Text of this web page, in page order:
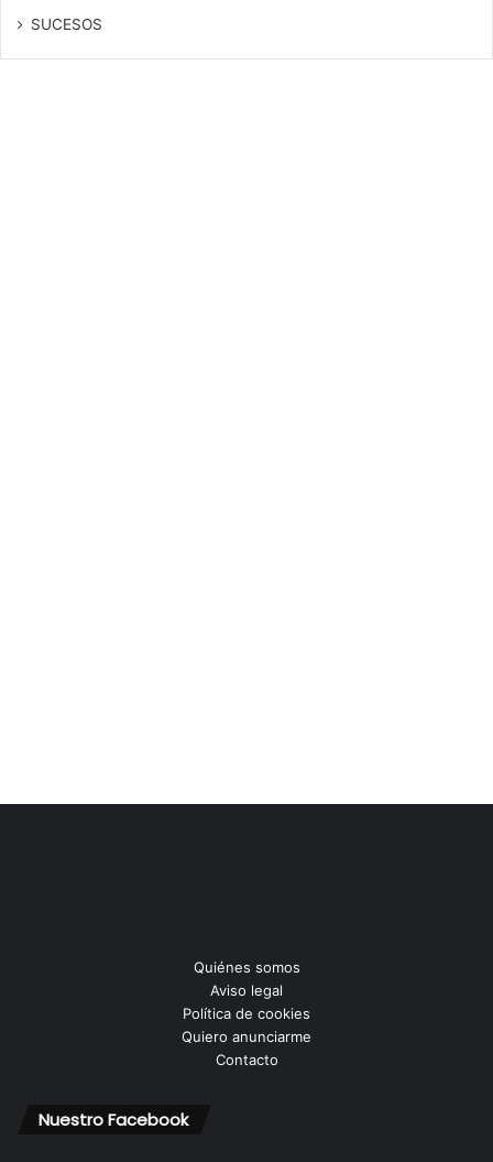
SUCESOS
Quiénes somos
Aviso legal
Política de cookies
Quiero anunciarme
Contacto
Nuestro Facebook